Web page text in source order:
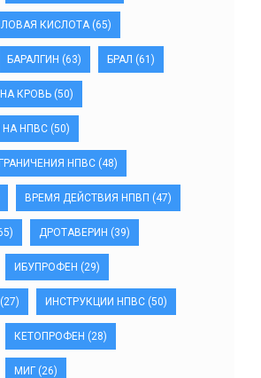
КИСЛОТА(65)
БАРАЛГИН (63) БРАЛ (61)
КРОВЬ (50)
НПВС (50)
НПВС (48)
ВРЕМЯ ДЕЙСТВИЯ НПВП (47)
ДРОТАВЕРИН (39)
ИБУПРОФЕН (29)
(27) ИНСТРУКЦИИ НПВС (50)
КЕТОПРОФЕН (28)
МИГ (26)